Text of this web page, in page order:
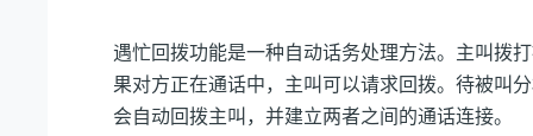
遇忙回拨功能是一种自动话务处理方法。主叫拨
果对方正在通话中，主叫可以请求回拨。待被叫
会自动回拨主叫，并建立两者之间的通话连接。